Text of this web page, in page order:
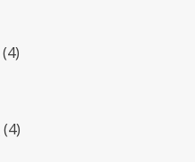
4товара
4товара